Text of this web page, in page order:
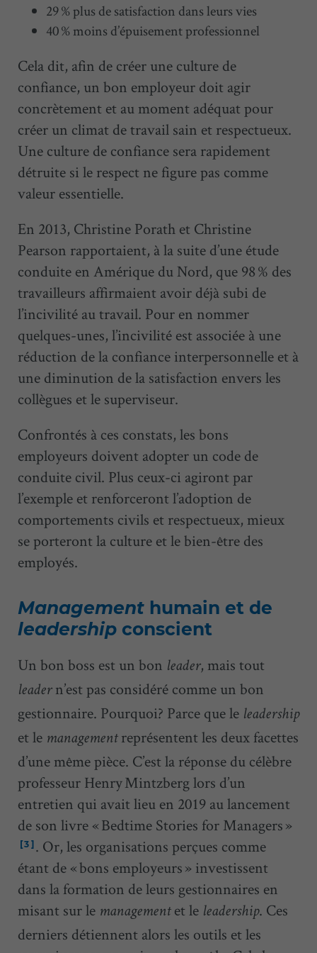
29 % plus de satisfaction dans leurs vies
40 % moins d’épuisement professionnel
Cela dit, afin de créer une culture de
confiance, un bon employeur doit agir
concrètement et au moment adéquat pour
créer un climat de travail sain et respectueux.
Une culture de confiance sera rapidement
détruite si le respect ne figure pas comme
valeur essentielle.
En 2013, Christine Porath et Christine
Pearson rapportaient, à la suite d’une étude
conduite en Amérique du Nord, que 98 % des
travailleurs affirmaient avoir déjà subi de
l’incivilité au travail. Pour en nommer
quelques-unes, l’incivilité est associée à une
réduction de la confiance interpersonnelle et à
une diminution de la satisfaction envers les
collègues et le superviseur.
Confrontés à ces constats, les bons
employeurs doivent adopter un code de
conduite civil. Plus ceux-ci agiront par
l’exemple et renforceront l’adoption de
comportements civils et respectueux, mieux
se porteront la culture et le bien-être des
employés.
Management humain et de
leadership conscient
Un bon boss est un bon leader, mais tout
leadern’est pas considéré comme un bon
gestionnaire. Pourquoi? Parce que le leadership
et le managementreprésentent les deux facettes
d’une même pièce. C’est la réponse du célèbre
professeur Henry Mintzberg lors d’un
entretien qui avait lieu en 2019 au lancement
de son livre « Bedtime Stories for Managers »
[3] . Or, les organisations perçues comme
étant de « bons employeurs » investissent
dans la formation de leurs gestionnaires en
misant sur le managementet le leadership. Ces
derniers détiennent alors les outils et les